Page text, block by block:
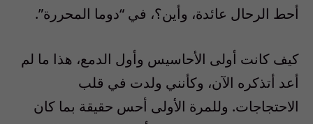
أحط الرحال عائدة، وأين؟، في “دوما المحررة”.
كيف كانت أولى الأحاسيس وأول الدمع، هذا ما لم
أعد أتذكره الآن، وكأنني ولدت في قلب
الاحتجاجات. وللمرة الأولى أحس حقيقة بما كان